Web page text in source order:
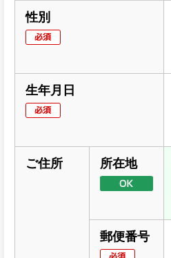
性別
生年月日
ご住所 所在地
郵便番号